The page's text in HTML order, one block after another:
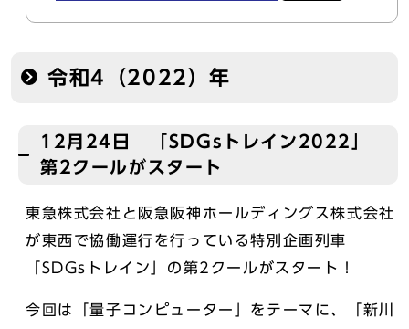
令和4（2022）年
12月24日 「SDGsトレイン2022」
第2クールがスタート
東急株式会社と阪急阪神ホールディングス株式会社
が東西で協働運行を行っている特別企画列車
「SDGsトレイン」の第2クールがスタート！
今回は「量子コンピューター」をテーマに、「新川